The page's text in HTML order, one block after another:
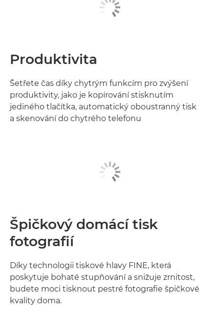
Produktivita
Šetřete čas díky chytrým funkcím pro zvýšení
produktivity, jako je kopírování stisknutím
jediného tlačítka, automatický oboustranný tisk
a skenování do chytrého telefonu
Špičkový domácí tisk
fotografií
Díky technologii tiskové hlavy FINE, která
poskytuje bohaté stupňování a snižuje zrnitost,
budete moci tisknout pestré fotografie špičkové
kvality doma.